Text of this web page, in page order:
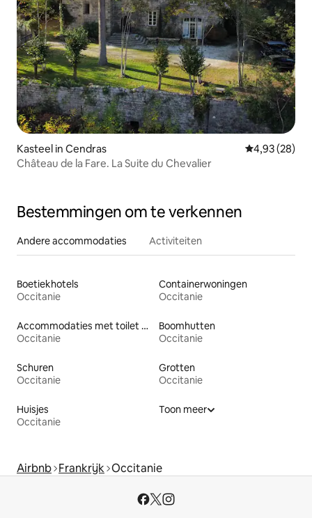
Kasteel in Cendras Gemiddelde
4,93 (28)
Château de la Fare. La Suite du Chevalier
Bestemmingen om te verkennen
Andere accommodaties Activiteiten
Boetiekhotels
Occitanie
Containerwoningen
Occitanie
Accommodaties met toilet op toegankelijke hoogte
Occitanie
Boomhutten
Occitanie
Schuren
Occitanie
Grotten
Occitanie
Huisjes
Occitanie
Toon meer
Airbnb Frankrijk Occitanie